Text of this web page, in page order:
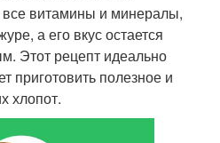
витамины и минералы,
а его вкус остается
Этот рецепт идеально
приготовить полезное и
хлопот.